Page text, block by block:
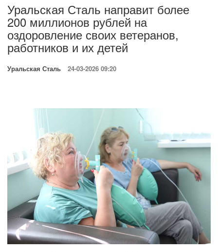
Уральская Сталь направит более
200 миллионов рублей на
оздоровление своих ветеранов,
работников и их детей
Уральская Сталь 24-03-2026 09:20